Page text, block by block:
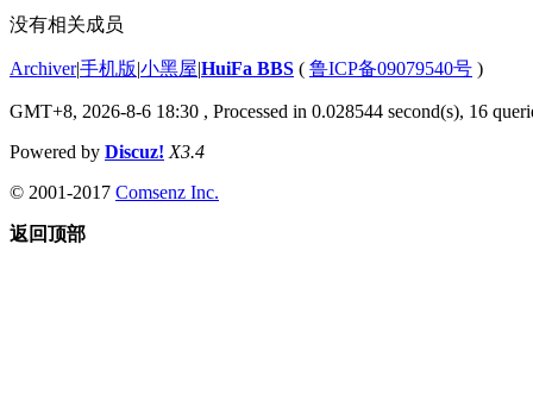
没有相关成员
Archiver|手机版|小黑屋|HuiFa BBS ( 鲁ICP备09079540号 )
GMT+8, 2026-8-6 18:30 , Processed in 0.028544 second(s), 16
Powered by Discuz! X3.4
© 2001-2017 Comsenz Inc.
返回顶部